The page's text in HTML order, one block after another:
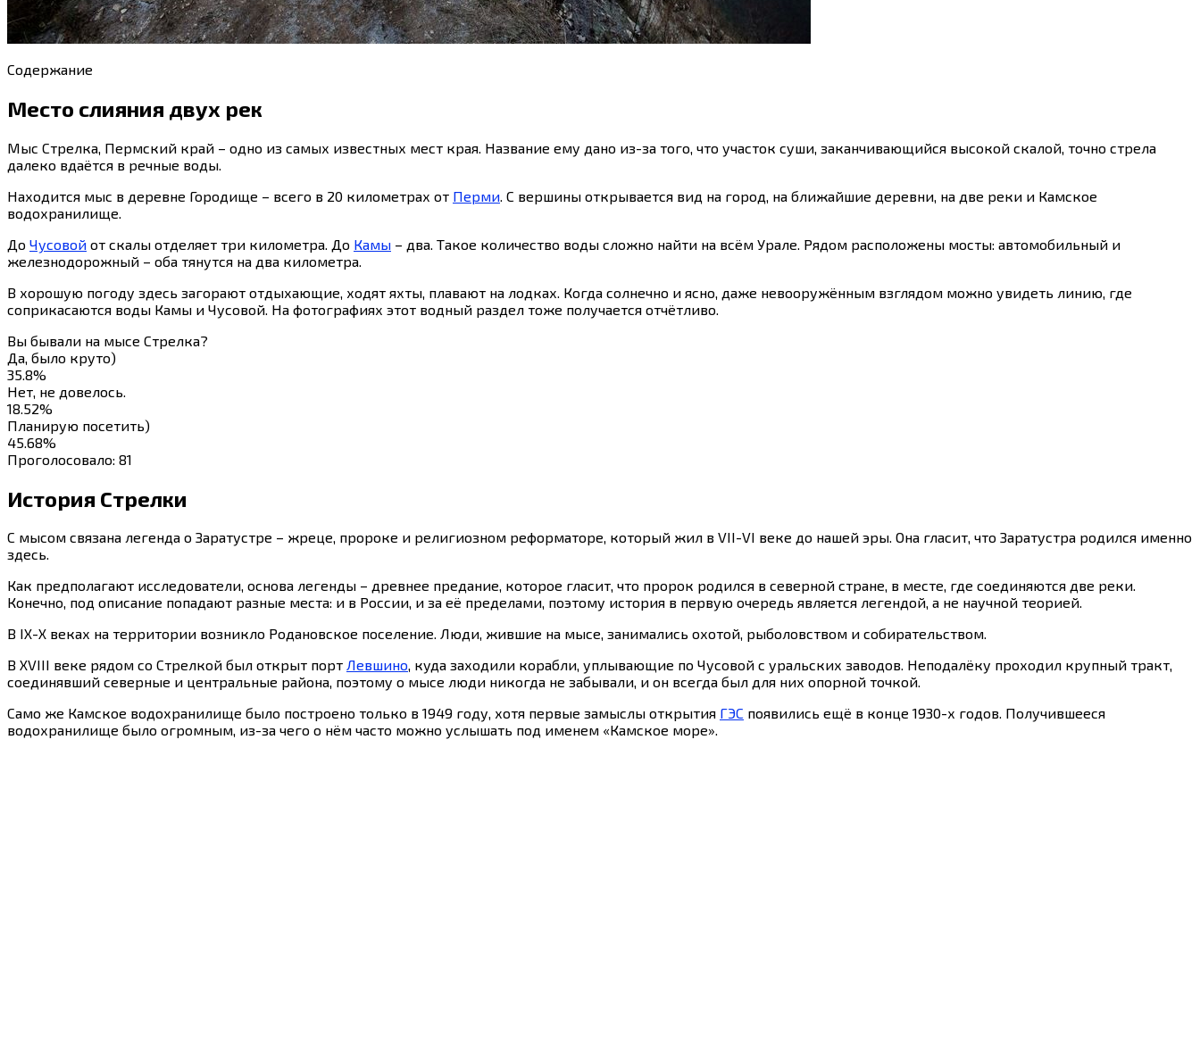
Содержание
Место слияния двух рек
Мыс Стрелка, Пермский край – одно из самых известных мест края. Название ему дано из-за того, что участок суши, заканчивающийся высокой скалой, точно стрела
далеко вдаётся в речные воды.
Находится мыс в деревне Городище – всего в 20 километрах от Перми . С вершины открывается вид на город, на ближайшие деревни, на две реки и Камское
водохранилище.
До Чусовой от скалы отделяет три километра. До Камы – два. Такое количество воды сложно найти на всём Урале. Рядом расположены мосты: автомобильный и
железнодорожный – оба тянутся на два километра.
В хорошую погоду здесь загорают отдыхающие, ходят яхты, плавают на лодках. Когда солнечно и ясно, даже невооружённым взглядом можно увидеть линию, где
соприкасаются воды Камы и Чусовой. На фотографиях этот водный раздел тоже получается отчётливо.
Вы бывали на мысе Стрелка?
Да, было круто)
35.8%
Нет, не довелось.
18.52%
Планирую посетить)
45.68%
Проголосовало: 81
История Стрелки
С мысом связана легенда о Заратустре – жреце, пророке и религиозном реформаторе, который жил в VII-VI веке до нашей эры. Она гласит, что Заратустра родился именно
здесь.
Как предполагают исследователи, основа легенды – древнее предание, которое гласит, что пророк родился в северной стране, в месте, где соединяются две реки.
Конечно, под описание попадают разные места: и в России, и за её пределами, поэтому история в первую очередь является легендой, а не научной теорией.
В IX-X веках на территории возникло Родановское поселение. Люди, жившие на мысе, занимались охотой, рыболовством и собирательством.
В XVIII веке рядом со Стрелкой был открыт порт Левшино, куда заходили корабли, уплывающие по Чусовой с уральских заводов. Неподалёку проходил крупный тракт,
соединявший северные и центральные района, поэтому о мысе люди никогда не забывали, и он всегда был для них опорной точкой.
Само же Камское водохранилище было построено только в 1949 году, хотя первые замыслы открытия ГЭС появились ещё в конце 1930-х годов. Получившееся
водохранилище было огромным, из-за чего о нём часто можно услышать под именем «Камское море».